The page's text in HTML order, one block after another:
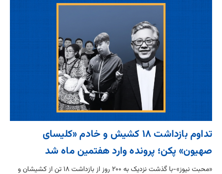
تداوم بازداشت ۱۸ کشیش و خادم «کلیسای
صهیون» پکن؛ پرونده وارد هفتمین ماه شد
«محبت نیوز»-با گذشت نزدیک به ۲۰۰ روز از بازداشت ۱۸ تن از کشیشان و